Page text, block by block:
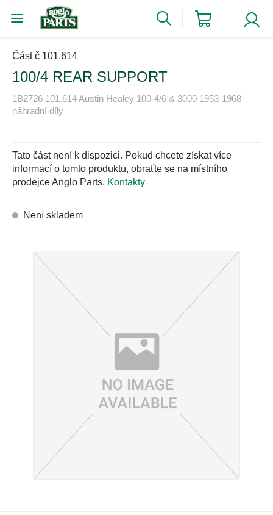
Část č 101.614
100/4 REAR SUPPORT
1B2726 101.614 Austin Healey 100-4/6 & 3000 1953-1968
náhradní díly
Tato část není k dispozici. Pokud chcete získat více
informací o tomto produktu, obraťte se na místního
prodejce Anglo Parts. Kontakty
Není skladem